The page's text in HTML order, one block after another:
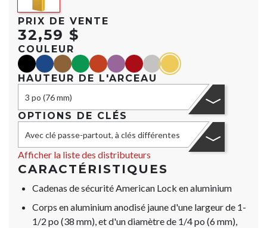
PRIX DE VENTE
32,59 $
COULEUR
blackblueMarrongreenorangepurplered Argentyellow
HAUTEUR DE L'ARCEAU
3 po (76 mm)
OPTIONS DE CLÉS
Avec clé passe-partout, à clés différentes
Afficher la liste des distributeurs
CARACTÉRISTIQUES
Cadenas de sécurité American Lock en aluminium
Corps en aluminium anodisé jaune d'une largeur de 1-
1/2 po (38 mm), et d'un diamètre de 1/4 po (6 mm),